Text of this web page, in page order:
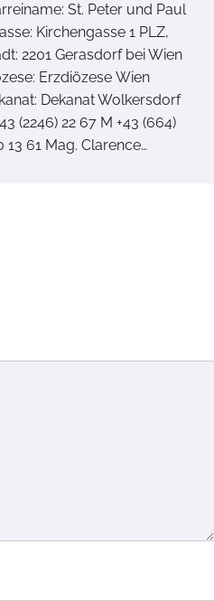
St. Peter und Paul
Kirchengasse 1 PLZ,
2201 Gerasdorf bei Wien
Erzdiözese Wien
Dekanat Wolkersdorf
(2246) 22 67 M +43 (664)
13 61 Mag. Clarence…